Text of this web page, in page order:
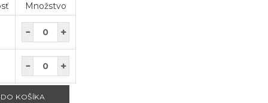
Množstvo